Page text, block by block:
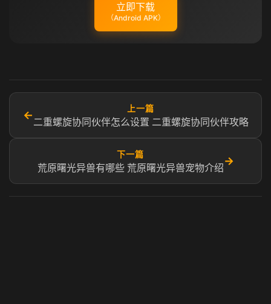
立即下载
（Android APK）
←
上一篇
二重螺旋协同伙伴怎么设置 二重螺旋协同伙伴攻略
下一篇
荒原曙光异兽有哪些 荒原曙光异兽宠物介绍
→